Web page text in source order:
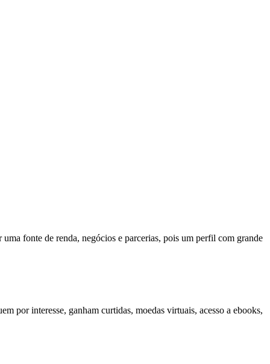
fonte de renda, negócios e parcerias, pois um perfil com grande
por interesse, ganham curtidas, moedas virtuais, acesso a ebooks,